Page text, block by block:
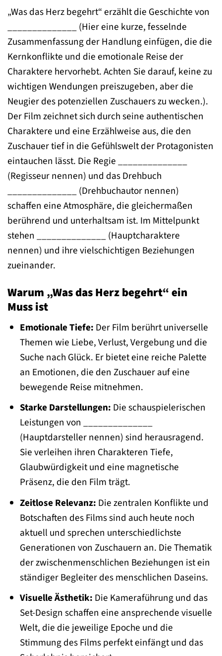
„Was das Herz begehrt“ erzählt die Geschichte von
______________ (Hier eine kurze, fesselnde
Zusammenfassung der Handlung einfügen, die die
Kernkonflikte und die emotionale Reise der
Charaktere hervorhebt. Achten Sie darauf, keine zu
wichtigen Wendungen preiszugeben, aber die
Neugier des potenziellen Zuschauers zu wecken.).
Der Film zeichnet sich durch seine authentischen
Charaktere und eine Erzählweise aus, die den
Zuschauer tief in die Gefühlswelt der Protagonisten
eintauchen lässt. Die Regie ______________
(Regisseur nennen) und das Drehbuch
______________ (Drehbuchautor nennen)
schaffen eine Atmosphäre, die gleichermaßen
berührend und unterhaltsam ist. Im Mittelpunkt
stehen ______________ (Hauptcharaktere
nennen) und ihre vielschichtigen Beziehungen
zueinander.
Warum „Was das Herz begehrt“ ein
Muss ist
Emotionale Tiefe: Der Film berührt universelle
Themen wie Liebe, Verlust, Vergebung und die
Suche nach Glück. Er bietet eine reiche Palette
an Emotionen, die den Zuschauer auf eine
bewegende Reise mitnehmen.
Starke Darstellungen: Die schauspielerischen
Leistungen von ______________
(Hauptdarsteller nennen) sind herausragend.
Sie verleihen ihren Charakteren Tiefe,
Glaubwürdigkeit und eine magnetische
Präsenz, die den Film trägt.
Zeitlose Relevanz: Die zentralen Konflikte und
Botschaften des Films sind auch heute noch
aktuell und sprechen unterschiedlichste
Generationen von Zuschauern an. Die Thematik
der zwischenmenschlichen Beziehungen ist ein
ständiger Begleiter des menschlichen Daseins.
Visuelle Ästhetik: Die Kameraführung und das
Set-Design schaffen eine ansprechende visuelle
Welt, die die jeweilige Epoche und die
Stimmung des Films perfekt einfängt und das